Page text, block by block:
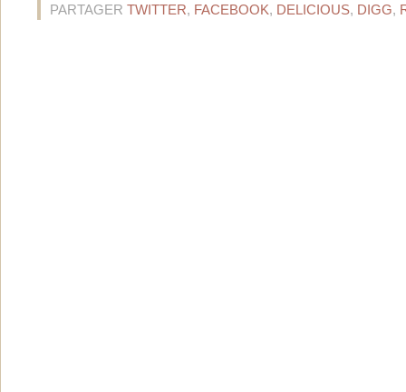
PARTAGER TWITTER, FACEBOOK, DELICIOUS, DIGG,